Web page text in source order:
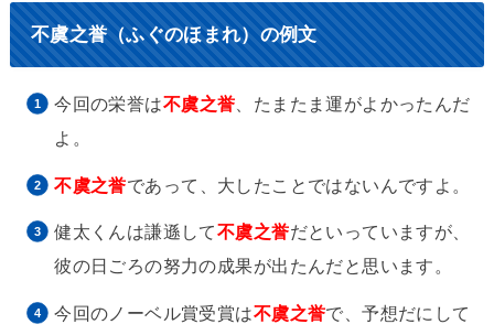
不虞之誉（ふぐのほまれ）の例文
今回の栄誉は不虞之誉 、たまたま運がよかったんだ
よ。
不虞之誉であって、大したことではないんですよ。
健太くんは謙遜して不虞之誉だといっていますが、
彼の日ごろの努力の成果が出たんだと思います。
今回のノーベル賞受賞は不虞之誉で、予想だにして